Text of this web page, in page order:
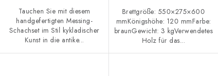
Tauchen Sie mit diesem
handgefertigten Messing-
Schachset im Stil kykladischer
Kunst in die antike...
Brettgröße: 550×275×600
mmKönigshöhe: 120 mmFarbe:
braunGewicht: 3 kgVerwendetes
Holz für das...